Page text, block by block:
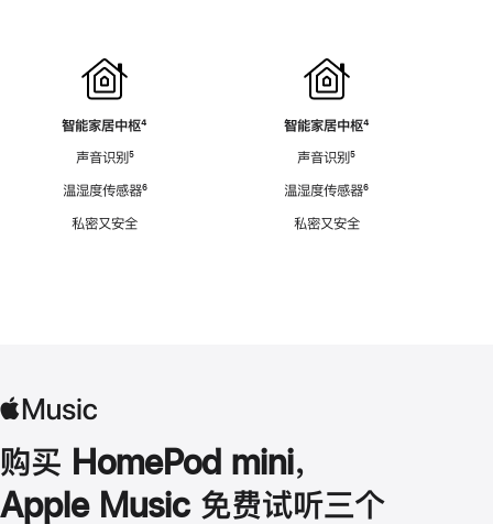
智能家居中枢脚
⁴
声音识别脚
⁵
温湿度传感器脚
⁶
私密又安全
智能家居中枢脚
⁴
声音识别脚
⁵
温湿度传感器脚
⁶
私密又安全
购买 HomePod mini，
Apple Music 免费试听三个